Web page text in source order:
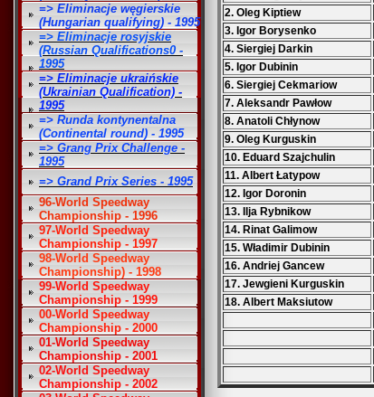
=> Eliminacje węgierskie
(Hungarian qualifying) - 1995
=> Eliminacje rosyjskie
(Russian Qualifications0 -
1995
=> Eliminacje ukraińskie
(Ukrainian Qualification) -
1995
=> Runda kontynentalna
(Continental round) - 1995
=> Grang Prix Challenge -
1995
=> Grand Prix Series - 1995
96-World Speedway
Championship - 1996
97-World Speedway
Championship - 1997
98-World Speedway
Championship) - 1998
99-World Speedway
Championship - 1999
00-World Speedway
Championship - 2000
01-World Speedway
Championship - 2001
02-World Speedway
Championship - 2002
2. Oleg Kiptiew
3. Igor Borysenko
4. Siergiej Darkin
5. Igor Dubinin
6. Siergiej Cekmariow
7. Aleksandr Pawłow
8. Anatoli Chłynow
9. Oleg Kurguskin
10. Eduard Szajchulin
11. Albert Łatypow
12. Igor Doronin
13. Ilja Rybnikow
14. Rinat Galimow
15. Władimir Dubinin
16. Andriej Gancew
17. Jewgieni Kurguskin
18. Albert Maksiutow